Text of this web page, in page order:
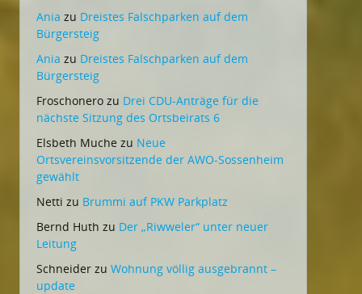
Ania zu Dreistes Falschparken auf dem
Bürgersteig
Ania zu Dreistes Falschparken auf dem
Bürgersteig
Froschonero zu Drei CDU-Anträge für die
nächste Sitzung des Ortsbeirats 6
Elsbeth Muche zu Neue
Ortsvereinsvorsitzende der AWO-Sossenheim
gewählt
Netti zu Brummi auf PKW Parkplatz
Bernd Huth zu Der „Riwweler“ unter neuer
Leitung
Schneider zu Wohnung völlig ausgebrannt –
update